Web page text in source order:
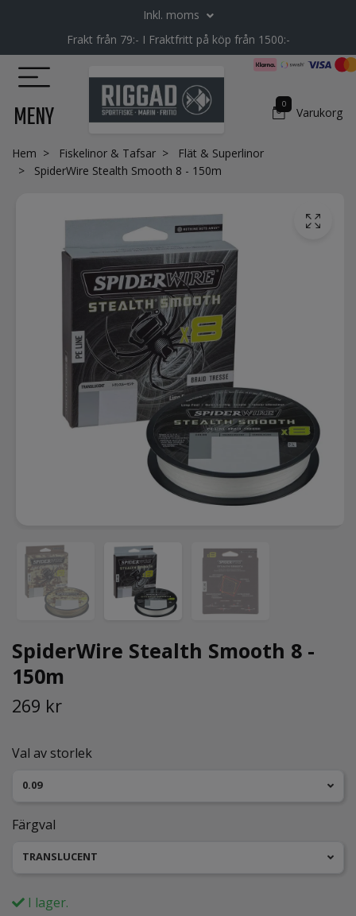
Inkl. moms
Frakt från 79:- I Fraktfritt på köp från 1500:-
MENY 0
Varukorg
Hem Fiskelinor & Tafsar
Flät & Superlinor
SpiderWire Stealth Smooth 8 - 150m
SpiderWire Stealth Smooth 8 -
150m
269 kr
Val av storlek
0.09
Färgval
TRANSLUCENT
I lager.